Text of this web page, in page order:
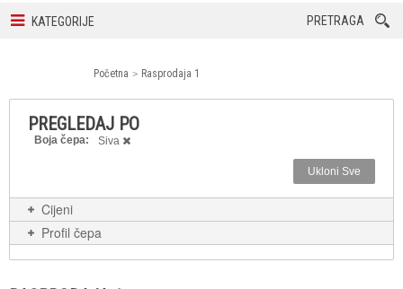
KATEGORIJE PRETRAGA
Početna Rasprodaja 1
PREGLEDAJ PO
Boja čepa: Siva
Ukloni Sve
Cijeni
Profil čepa